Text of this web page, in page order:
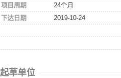
项目周期
24个月
下达日期
2019-10-24
起草单位